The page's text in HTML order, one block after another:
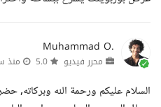
Muhammad O.
محرر فيديو منذ